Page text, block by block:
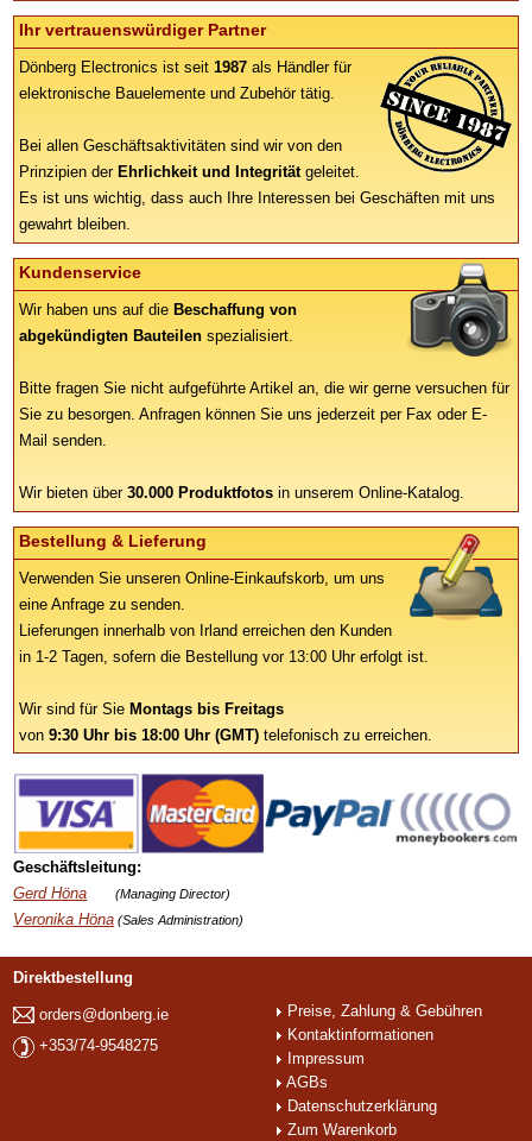
Ihr vertrauenswürdiger Partner
Dönberg Electronics ist seit 1987als Händler für
elektronische Bauelemente und Zubehör tätig.
Bei allen Geschäftsaktivitäten sind wir von den
Prinzipien der Ehrlichkeit und Integritätgeleitet.
Es ist uns wichtig, dass auch Ihre Interessen bei Geschäften mit uns
gewahrt bleiben.
Kundenservice
Wir haben uns auf die Beschaffung von
abgekündigten Bauteilenspezialisiert.
Bitte fragen Sie nicht aufgeführte Artikel an, die wir gerne versuchen für
Sie zu besorgen. Anfragen können Sie uns jederzeit per Fax oder E-
Mail senden.
Wir bieten über 30.000 Produktfotosin unserem Online-Katalog.
Bestellung & Lieferung
Verwenden Sie unseren Online-Einkaufskorb, um uns
eine Anfrage zu senden.
Lieferungen innerhalb von Irland erreichen den Kunden
in 1-2 Tagen, sofern die Bestellung vor 13:00 Uhr erfolgt ist.
Wir sind für Sie Montags bis Freitags
von 9:30 Uhr bis 18:00 Uhr (GMT)telefonisch zu erreichen.
Geschäftsleitung:
Gerd Höna
(Managing Director)
Veronika Höna (Sales Administration)
Direktbestellung
orders@donberg.ie
+353/74-9548275
Preise, Zahlung & Gebühren
Kontaktinformationen
Impressum
AGBs
Datenschutzerklärung
Zum Warenkorb